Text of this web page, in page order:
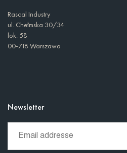
Rascal Industry
ul. Chełmska 30/34
lok. 58
00-718 Warszawa
Newsletter